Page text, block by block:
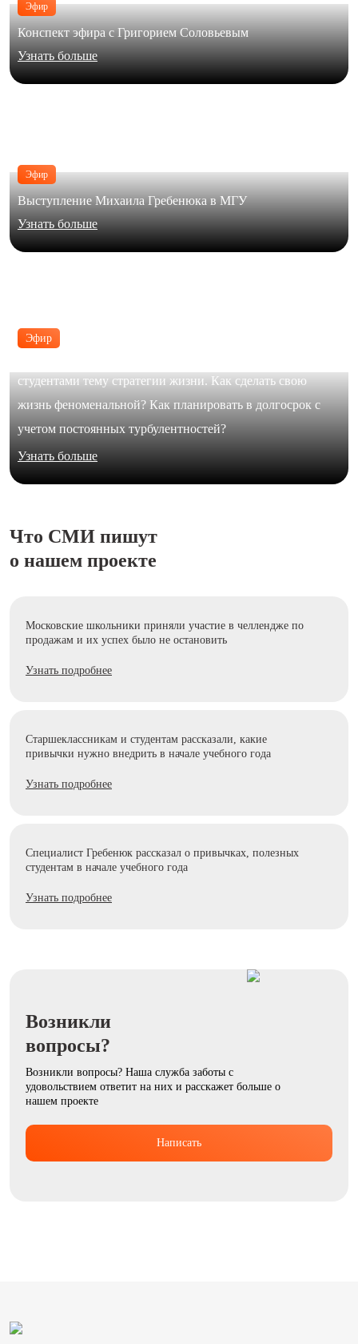
Эфир
студентами тему стратегии жизни. Как сделать свою
жизнь феноменальной? Как планировать в долгосрок с
учетом постоянных турбулентностей?
Узнать больше
Эфир
Конспект эфира с Григорием Соловьевым
Узнать больше
Эфир
Выступление Михаила Гребенюка в МГУ
Узнать больше
Что СМИ пишут
о нашем проекте
Московские школьники приняли участие в челлендже по
продажам и их успех было не остановить
Узнать подробнее
Старшеклассникам и студентам рассказали, какие
привычки нужно внедрить в начале учебного года
Узнать подробнее
Специалист Гребенюк рассказал о привычках, полезных
студентам в начале учебного года
Узнать подробнее
Возникли
вопросы?
Возникли вопросы? Наша служба заботы с
удовольствием ответит на них и расскажет больше о
нашем проекте
Написать